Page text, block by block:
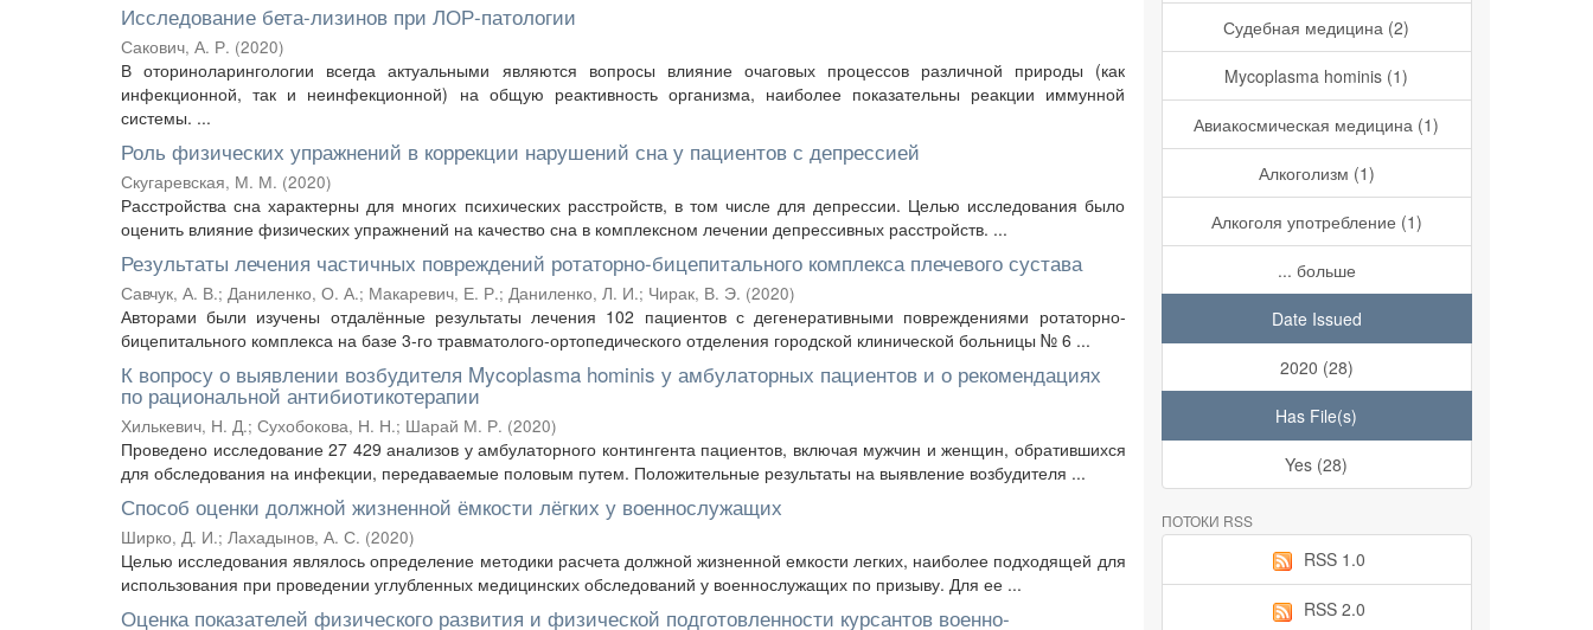
Исследование бета-лизинов при ЛОР-патологии
Сакович, А. Р. (2020)
В оториноларингологии всегда актуальными являются вопросы влияние очаговых процессов различной природы (как
инфекционной, так и неинфекционной) на общую реактивность организма, наиболее показательны реакции иммунной
системы. ...
Роль физических упражнений в коррекции нарушений сна у пациентов с депрессией
Скугаревская, М. М. (2020)
Расстройства сна характерны для многих психических расстройств, в том числе для депрессии. Целью исследования было
оценить влияние физических упражнений на качество сна в комплексном лечении депрессивных расстройств. ...
Результаты лечения частичных повреждений ротаторно-бицепитального комплекса плечевого сустава
Савчук, А. В.; Даниленко, О. А.; Макаревич, Е. Р.; Даниленко, Л. И.; Чирак, В. Э. (2020)
Авторами были изучены отдалённые результаты лечения 102 пациентов с дегенеративными повреждениями ротаторно-
бицепитального комплекса на базе 3-го травматолого-ортопедического отделения городской клинической больницы № 6 ...
К вопросу о выявлении возбудителя Mycoplasma hominis у амбулаторных пациентов и о рекомендациях
по рациональной антибиотикотерапии
Хилькевич, Н. Д.; Сухобокова, Н. Н.; Шарай М. Р. (2020)
Проведено исследование 27 429 анализов у амбулаторного контингента пациентов, включая мужчин и женщин, обратившихся
для обследования на инфекции, передаваемые половым путем. Положительные результаты на выявление возбудителя ...
Способ оценки должной жизненной ёмкости лёгких у военнослужащих
Ширко, Д. И.; Лахадынов, А. С. (2020)
Целью исследования являлось определение методики расчета должной жизненной емкости легких, наиболее подходящей для
использования при проведении углубленных медицинских обследований у военнослужащих по призыву. Для ее ...
Оценка показателей физического развития и физической подготовленности курсантов военно-
Судебная медицина (2)
Mycoplasma hominis (1)
Авиакосмическая медицина (1)
Алкоголизм (1)
Алкоголя употребление (1)
... больше
Date Issued
2020 (28)
Has File(s)
Yes (28)
ПОТОКИ RSS
RSS 1.0
RSS 2.0